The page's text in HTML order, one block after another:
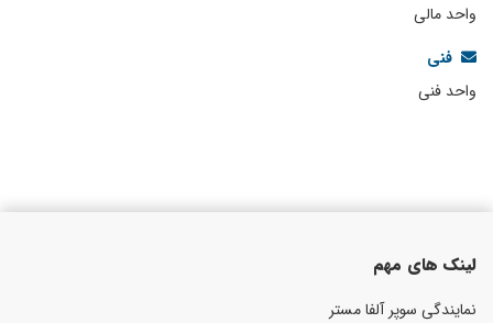
واحد مالی
فنی
واحد فنی
لینک های مهم
نمایندگی سوپر آلفا مستر